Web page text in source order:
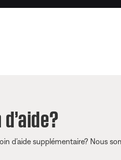
d’aide supplémentaire? Nous